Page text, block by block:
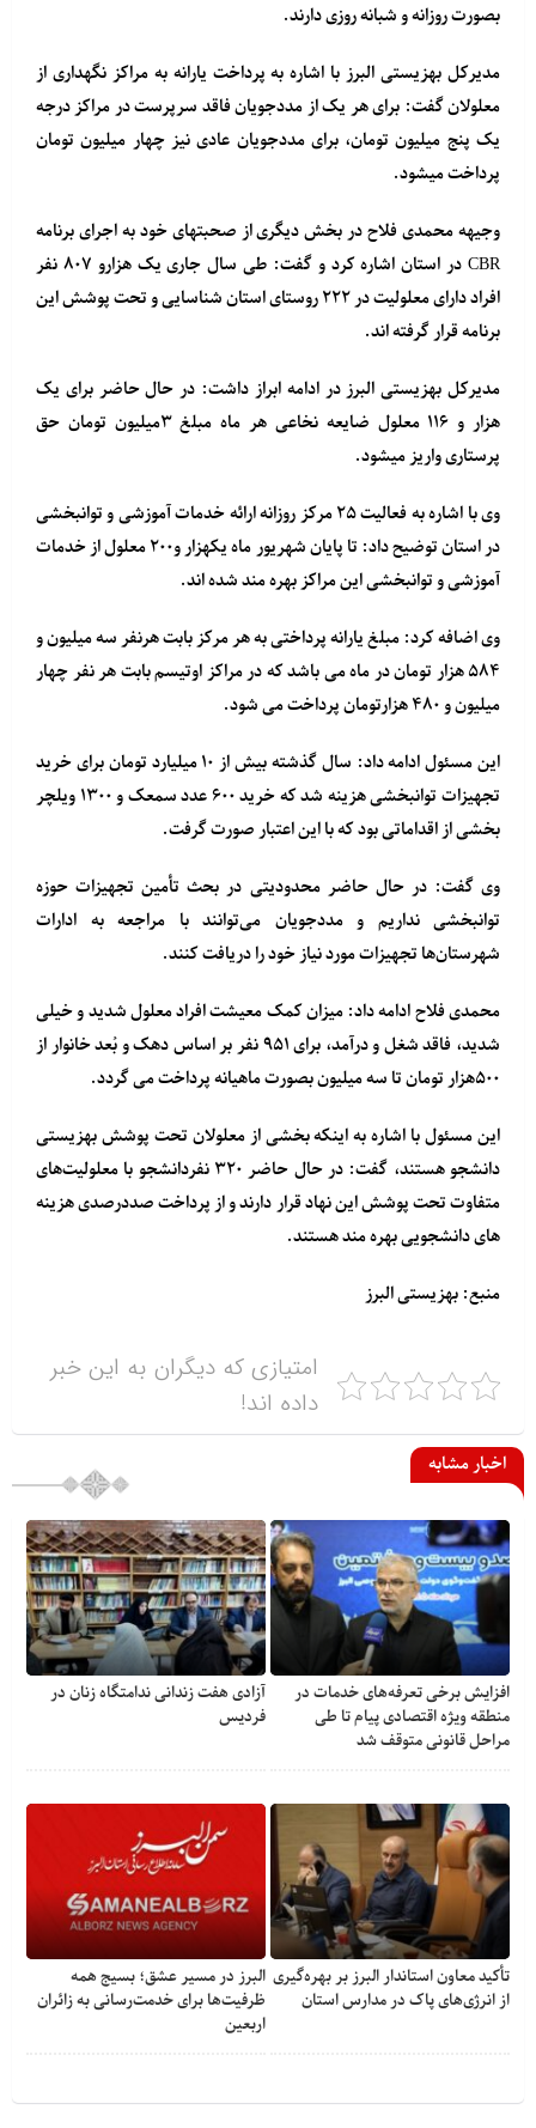
بصورت روزانه و شبانه روزی دارند.
مدیرکل بهزیستی البرز با اشاره به پرداخت یارانه به مراکز نگهداری از
معلولان گفت: برای هر یک از مددجویان فاقد سرپرست در مراکز درجه
یک پنج میلیون تومان، برای مددجویان عادی نیز چهار میلیون تومان
پرداخت میشود.
وجیهه محمدی فلاح در بخش دیگری از صحبتهای خود به اجرای برنامه
CBR در استان اشاره کرد و گفت: طی سال جاری یک هزارو ۸۰۷ نفر
افراد دارای معلولیت در ۲۲۲ روستای استان شناسایی و تحت پوشش این
برنامه قرار گرفته اند.
مدیرکل بهزیستی البرز در ادامه ابراز داشت: در حال حاضر برای یک
هزار و ۱۱۶ معلول ضایعه نخاعی هر ماه مبلغ ۳میلیون تومان حق
پرستاری واریز میشود.
وی با اشاره به فعالیت ۲۵ مرکز روزانه ارائه خدمات آموزشی و توانبخشی
در استان توضیح داد: تا پایان شهریور ماه یکهزار و۲۰۰ معلول از خدمات
آموزشی و توانبخشی این مراکز بهره مند شده اند.
وی اضافه کرد: مبلغ یارانه پرداختی به هر مرکز بابت هرنفر سه میلیون و
۵۸۴ هزار تومان در ماه می باشد که در مراکز اوتیسم بابت هر نفر چهار
میلیون و ۴۸۰ هزارتومان پرداخت می شود.
این مسئول ادامه داد: سال گذشته بیش از ۱۰ میلیارد تومان برای خرید
تجهیزات توانبخشی هزینه شد که خرید ۶۰۰ عدد سمعک و ۱۳۰۰ ویلچر
بخشی از اقداماتی بود که با این اعتبار صورت گرفت.
وی گفت: در حال حاضر محدودیتی در بحث تأمین تجهیزات حوزه
توانبخشی نداریم و مددجویان می‌توانند با مراجعه به ادارات
شهرستان‌ها تجهیزات مورد نیاز خود را دریافت کنند.
محمدی فلاح ادامه داد: میزان کمک معیشت افراد معلول شدید و خیلی
شدید، فاقد شغل و درآمد، برای ۹۵۱ نفر بر اساس دهک و بُعد خانوار از
۵۰۰هزار تومان تا سه میلیون بصورت ماهیانه پرداخت می گردد.
این مسئول با اشاره به اینکه بخشی از معلولان تحت پوشش بهزیستی
دانشجو هستند، گفت: در حال حاضر ۳۲۰ نفردانشجو با معلولیت‌های
متفاوت تحت پوشش این نهاد قرار دارند و از پرداخت صددرصدی هزینه
های دانشجویی بهره مند هستند.
منبع: بهزیستی البرز
امتیازی که دیگران به این خبر
داده اند!
اخبار مشابه
افزایش برخی تعرفه‌های خدمات در
منطقه ویژه اقتصادی پیام تا طی
مراحل قانونی متوقف شد
آزادی هفت زندانی ندامتگاه زنان در
فردیس
تأکید معاون استاندار البرز بر بهره‌گیری
از انرژی‌های پاک در مدارس استان
البرز در مسیر عشق؛ بسیج همه
ظرفیت‌ها برای خدمت‌رسانی به زائران
اربعین